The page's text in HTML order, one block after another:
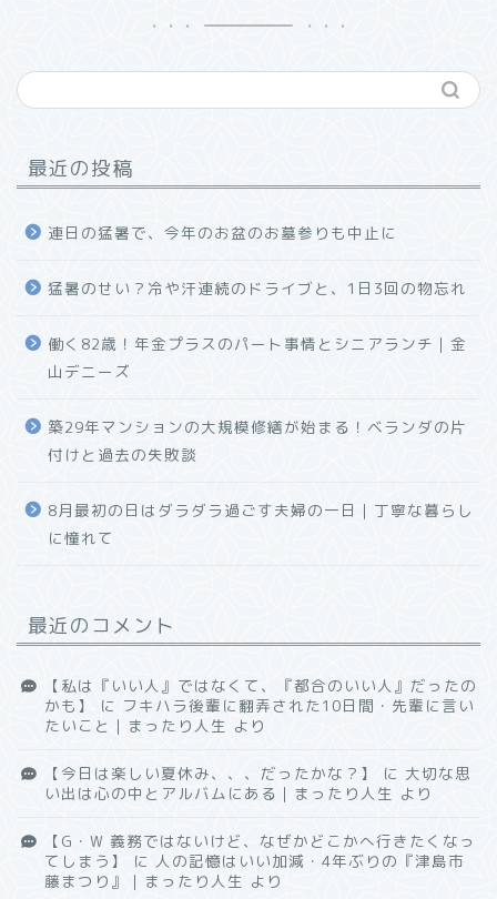
最近の投稿
連日の猛暑で、今年のお盆のお墓参りも中止に
猛暑のせい？冷や汗連続のドライブと、1日3回の物忘れ
働く82歳！年金プラスのパート事情とシニアランチ｜金
山デニーズ
築29年マンションの大規模修繕が始まる！ベランダの片
付けと過去の失敗談
8月最初の日はダラダラ過ごす夫婦の一日｜丁寧な暮らし
に憧れて
最近のコメント
【私は『いい人』ではなくて、『都合のいい人』だったの
かも】
に フキハラ後輩に翻弄された10日間・先輩に言い
たいこと｜まったり人生 より
【今日は楽しい夏休み、、、だったかな？】 に 大切な思
い出は心の中とアルバムにある｜まったり人生 より
【G・W 義務ではないけど、なぜかどこかへ行きたくなっ
てしまう】
に 人の記憶はいい加減・4年ぶりの『津島市
藤まつり』｜まったり人生 より